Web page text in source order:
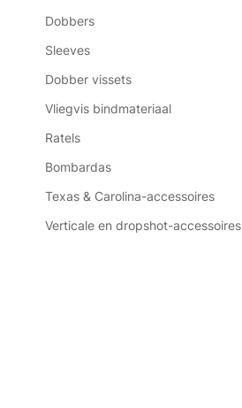
Dobbers
Sleeves
Dobber vissets
Vliegvis bindmateriaal
Ratels
Bombardas
Texas & Carolina-accessoires
Verticale en dropshot-accessoires
Tool
van €1.70